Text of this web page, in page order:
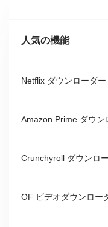
人気の機能
Netflix ダウンローダー
Amazon Prime ダウン
Crunchyroll ダウンロ
OF ビデオダウンロー